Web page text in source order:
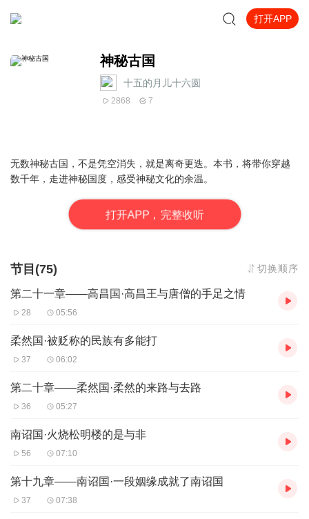
打开APP
神秘古国
十五的月儿十六圆
2868 7
无数神秘古国，不是凭空消失，就是离奇更迭。本书，将带你穿越
数千年，走进神秘国度，感受神秘文化的余温。
打开APP，完整收听
节目(75) 切换顺序
第二十一章——高昌国·高昌王与唐僧的手足之情
28 05:56
柔然国·被贬称的民族有多能打
37 06:02
第二十章——柔然国·柔然的来路与去路
36 05:27
南诏国·火烧松明楼的是与非
56 07:10
第十九章——南诏国·一段姻缘成就了南诏国
37 07:38